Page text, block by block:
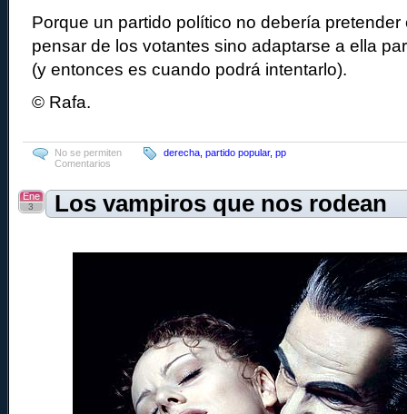
Porque un partido político no debería pretender
pensar de los votantes sino adaptarse a ella
(y entonces es cuando podrá intentarlo).
© Rafa.
No se permiten
Comentarios
derecha partido popular, pp
Los vampiros que nos rodean
Ene
3